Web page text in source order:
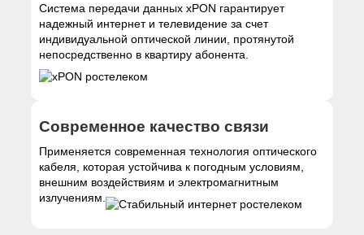
Система передачи данных xPON гарантирует
надежный интернет и телевидение за счет
индивидуальной оптической линии, протянутой
непосредственно в квартиру абонента.
Современное качество связи
Применяется современная технология оптического
кабеля, которая устойчива к погодным условиям,
внешним воздействиям и электромагнитным
излучениям.